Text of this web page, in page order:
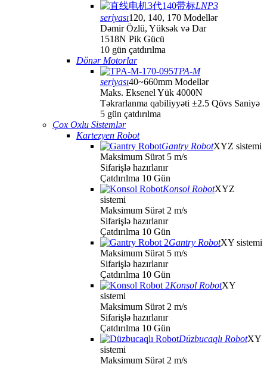
LNP3
seriyası120, 140, 170 Modellər
Dəmir Özlü, Yüksək və Dar
1518N Pik Gücü
10 gün çatdırılma
Dönər Motorlar
TPA-M
seriyası40~660mm Modellər
Maks. Eksenel Yük 4000N
Təkrarlanma qabiliyyəti ±2.5 Qövs Saniyə
5 gün çatdırılma
Çox Oxlu Sistemlər
Kartezyen Robot
Gantry RobotXYZ sistemi
Maksimum Sürət 5 m/s
Sifarişlə hazırlanır
Çatdırılma 10 Gün
Konsol RobotXYZ
sistemi
Maksimum Sürət 2 m/s
Sifarişlə hazırlanır
Çatdırılma 10 Gün
Gantry RobotXY sistemi
Maksimum Sürət 5 m/s
Sifarişlə hazırlanır
Çatdırılma 10 Gün
Konsol RobotXY
sistemi
Maksimum Sürət 2 m/s
Sifarişlə hazırlanır
Çatdırılma 10 Gün
Düzbucaqlı RobotXY
sistemi
Maksimum Sürət 2 m/s